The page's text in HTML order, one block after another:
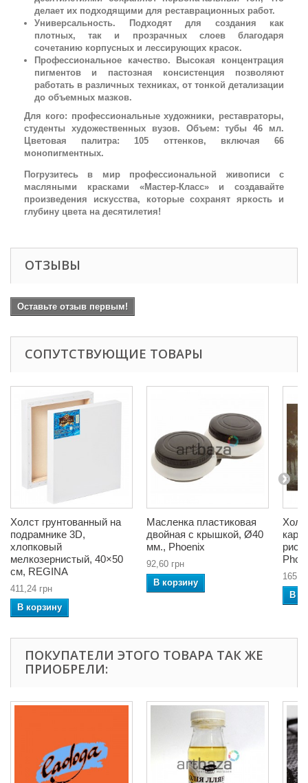
делает их подходящими для реставрационных работ.
Универсальность. Подходят для создания как
плотных, так и прозрачных слоев благодаря
сочетанию корпусных и лессирующих красок.
Профессиональное качество. Высокая концентрация
пигментов и пастозная консистенция позволяют
работать в различных техниках, от тонкой детализации
до объемных мазков.
Для кого: профессиональные художники, реставраторы,
студенты художественных вузов. Объем: тубы 46 мл.
Цветовая палитра: 105 оттенков, включая 66
монопигментных.
Погрузитесь в мир профессиональной живописи с
масляными красками «Мастер-Класс» и создавайте
произведения искусства, которые сохранят яркость и
глубину цвета на десятилетия!
ОТЗЫВЫ
Оставьте отзыв первым!
СОПУТСТВУЮЩИЕ ТОВАРЫ
Холст грунтованный на
подрамнике 3D,
хлопковый
мелкозернистый, 40×50
см, REGINA
411,24 грн
В корзину
Масленка пластиковая
двойная с крышкой, Ø40
мм., Phoenix
92,60 грн
В корзину
В
ПОКУПАТЕЛИ ЭТОГО ТОВАРА ТАК ЖЕ
ПРИОБРЕЛИ: